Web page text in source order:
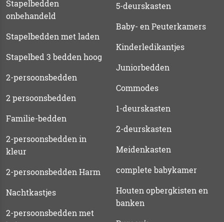
Stapelbedden
onbehandeld
Stapelbedden met laden
Stapelbed 3 bedden hoog
2-persoonsbedden
2 persoonsbedden
Familie-bedden
2-persoonsbedden in
kleur
2-persoonsbedden Harm
Nachtkastjes
2-persoonsbedden met
5-deurskasten
Baby- en Peuterkamers
Kinderledikantjes
Juniorbedden
Commodes
1-deurskasten
2-deurskasten
Meidenkasten
complete babykamer
Houten opbergkisten en
banken